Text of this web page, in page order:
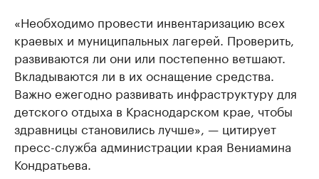
«Необходимо провести инвентаризацию всех
краевых и муниципальных лагерей. Проверить,
развиваются ли они или постепенно ветшают.
Вкладываются ли в их оснащение средства.
Важно ежегодно развивать инфраструктуру для
детского отдыха в Краснодарском крае, чтобы
здравницы становились лучше», — цитирует
пресс-служба администрации края Вениамина
Кондратьева.